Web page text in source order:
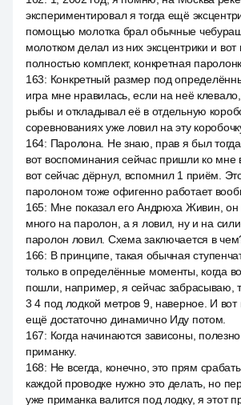
экспериментировал я тогда ещё
помощью молотка брал обычные
молотком делал из них эксцентрики и вот
полностью комплект, конкретная
163: Конкретный размер под
игра мне нравилась, если на неё
рыбы и откладывал её в отдельную
соревнованиях уже ловил на эту
164: Паролона. Не знаю, прав я был тогда
вот воспоминания сейчас пришли ко мне в
вот сейчас дёрнул, вспомнил 1 приём.
паролоном тоже офигенно работает
165: Мне показал его Андрюха Живин, он
много на паролон, а я ловил, ну и на
паролон ловил. Схема заключается в
166: В принципе, такая обычная
только в определённые моменты, когда
пошли, например, я сейчас забрасываю,
3 4 под лодкой метров 9, наверное. И
ещё достаточно динамично Иду потом.
167: Когда начинаются зависоны,
приманку.
168: Не всегда, конечно, это прям
каждой проводке нужно это делать, но
уже приманка валится под лодку, я этот